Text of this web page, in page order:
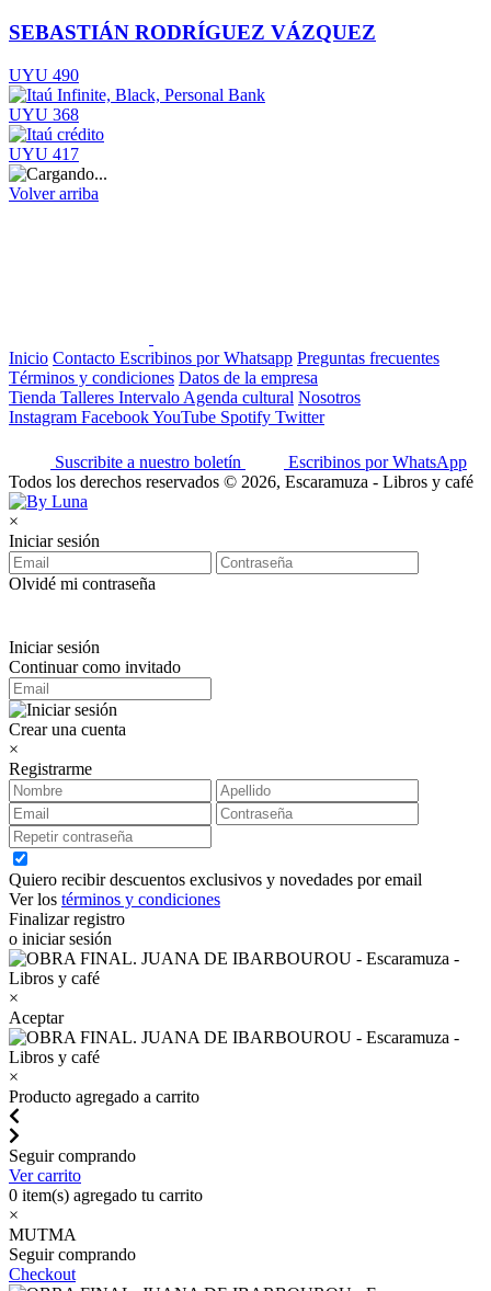
SEBASTIÁN RODRÍGUEZ VÁZQUEZ
UYU 490
UYU 368
UYU 417
Volver arriba
Inicio Contacto Escribinos por Whatsapp Preguntas frecuentes
Términos y condiciones Datos de la empresa
Tienda Talleres Intervalo Agenda cultural Nosotros
Instagram FacebookYouTube Spotify Twitter
Suscribite a nuestro boletín
Escribinos por WhatsApp
Todos los derechos reservados © 2026, Escaramuza - Libros y café
×
Iniciar sesión
Olvidé mi contraseña
Iniciar sesión
Continuar como invitado
Crear una cuenta
×
Registrarme
Quiero recibir descuentos exclusivos y novedades por email
Ver los términos y condiciones
Finalizar registro
o iniciar sesión
×
Aceptar
×
Producto agregado a carrito
Seguir comprando
Ver carrito
0 item(s) agregado tu carrito
×
MUTMA
Seguir comprando
Checkout